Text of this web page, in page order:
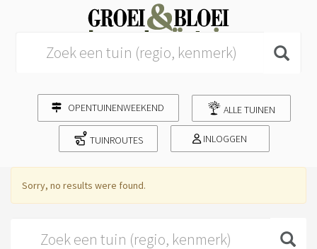
OPENTUINENWEEKEND ALLE TUINEN
TUINROUTES INLOGGEN
Sorry, no results were found.